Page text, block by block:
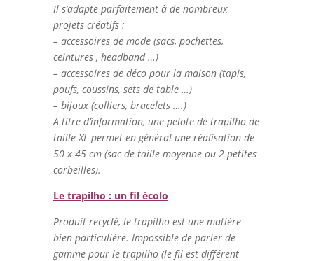
Il s’adapte parfaitement à de nombreux
projets créatifs :
– accessoires de mode (sacs, pochettes,
ceintures , headband …)
– accessoires de déco pour la maison (tapis,
poufs, coussins, sets de table …)
– bijoux (colliers, bracelets ….)
A titre d’information, une pelote de trapilho de
taille XL permet en général une réalisation de
50 x 45 cm (sac de taille moyenne ou 2 petites
corbeilles).
Le trapilho : un fil écolo
Produit recyclé, le trapilho est une matière
bien particulière. Impossible de parler de
gamme pour le trapilho (le fil est différent